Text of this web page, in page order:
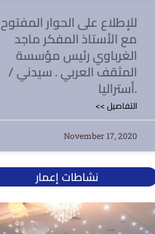
للإطلاع على الحوار المفتوح
مع الأستاذ المفكر ماجد
الغرباوي رئيس مؤسسة
المثقف العربي . سيدني /
أستراليا.
<< التفاصيل
November 17, 2020
نشاطات إعمار